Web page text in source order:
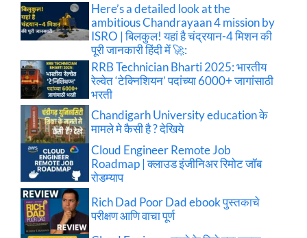
Here’s a detailed look at the
ambitious Chandrayaan 4 mission by
ISRO | बिलकुल! यहां है चंद्रयान-4 मिशन की
पूरी जानकारी हिंदी में 🚀:
RRB Technician Bharti 2025: भारतीय
रेल्वेत ‘टेक्निशियन’ पदांच्या 6000+ जागांसाठी
भरती
Chandigarh University education के
मामले मे कैसी है ? देखिये
Cloud Engineer Remote Job
Roadmap | क्लाउड इंजीनिअर रिमोट जॉब
रोडम्याप
Rich Dad Poor Dad ebook पुस्तकाचे
परीक्षण आणि वाचा पूर्ण